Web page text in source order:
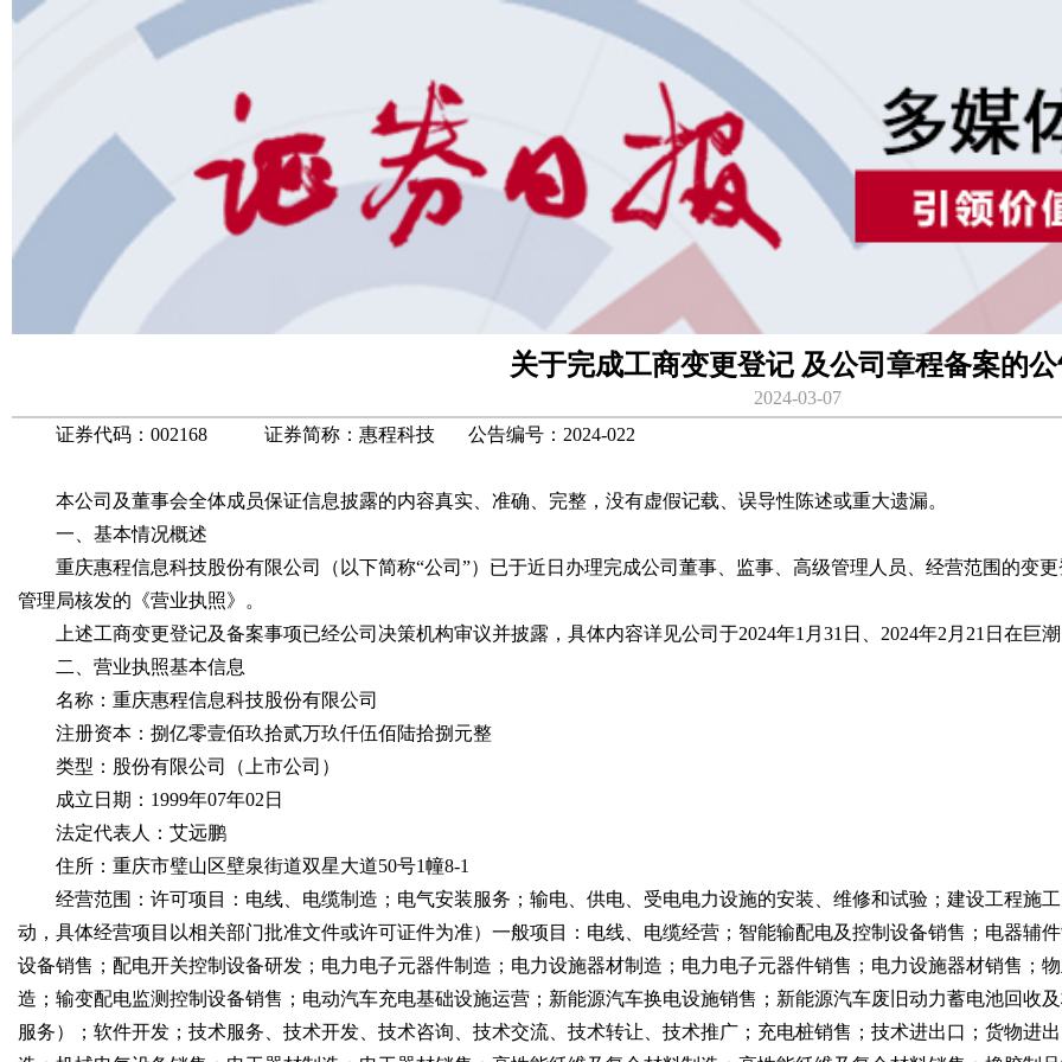
关于完成工商变更登记 及公司章程备案的
2024-03-07
证券代码：002168 证券简称：惠程科技 公告编号：2024-022
本公司及董事会全体成员保证信息披露的内容真实、准确、完整，没有虚假记载、误导性陈述或重大遗漏。
一、基本情况概述
重庆惠程信息科技股份有限公司（以下简称“公司”）已于近日办理完成公司董事、监事、高级管理人员、经营范围的变
管理局核发的《营业执照》。
上述工商变更登记及备案事项已经公司决策机构审议并披露，具体内容详见公司于2024年1月31日、2024年2月21日在巨
二、营业执照基本信息
名称：重庆惠程信息科技股份有限公司
注册资本：捌亿零壹佰玖拾贰万玖仟伍佰陆拾捌元整
类型：股份有限公司（上市公司）
成立日期：1999年07年02日
法定代表人：艾远鹏
住所：重庆市璧山区壁泉街道双星大道50号1幢8-1
经营范围：许可项目：电线、电缆制造；电气安装服务；输电、供电、受电电力设施的安装、维修和试验；建设工程施
动，具体经营项目以相关部门批准文件或许可证件为准）一般项目：电线、电缆经营；智能输配电及控制设备销售；电器辅
设备销售；配电开关控制设备研发；电力电子元器件制造；电力设施器材制造；电力电子元器件销售；电力设施器材销售；
造；输变配电监测控制设备销售；电动汽车充电基础设施运营；新能源汽车换电设施销售；新能源汽车废旧动力蓄电池回收
服务）；软件开发；技术服务、技术开发、技术咨询、技术交流、技术转让、技术推广；充电桩销售；技术进出口；货物进